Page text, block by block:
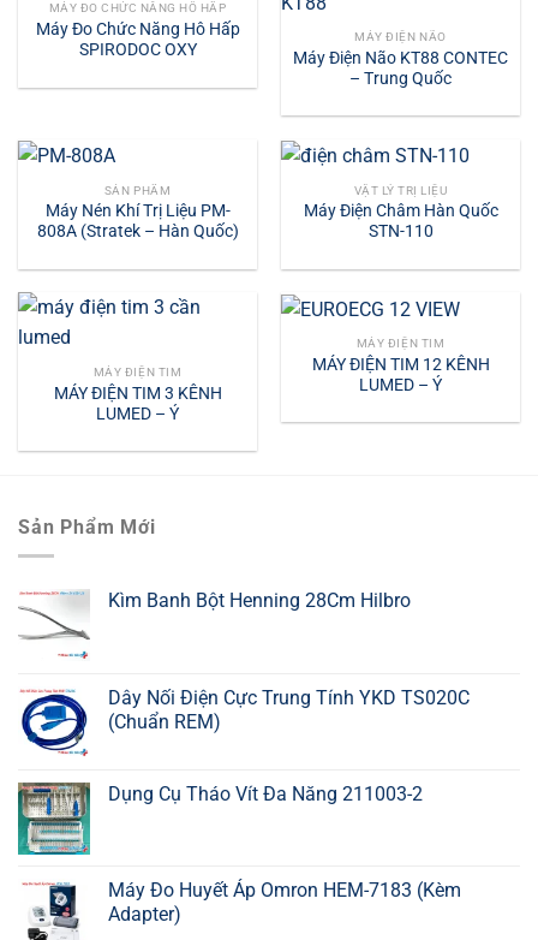
MÁY ĐO CHỨC NĂNG HÔ HẤP
Máy Đo Chức Năng Hô Hấp
SPIRODOC OXY
MÁY ĐIỆN NÃO
Máy Điện Não KT88 CONTEC
– Trung Quốc
SẢN PHẨM
Máy Nén Khí Trị Liệu PM-
808A (Stratek – Hàn Quốc)
VẬT LÝ TRỊ LIỆU
Máy Điện Châm Hàn Quốc
STN-110
MÁY ĐIỆN TIM
MÁY ĐIỆN TIM 3 KÊNH
LUMED – Ý
MÁY ĐIỆN TIM
MÁY ĐIỆN TIM 12 KÊNH
LUMED – Ý
Sản Phẩm Mới
Kìm Banh Bột Henning 28Cm Hilbro
Dây Nối Điện Cực Trung Tính YKD TS020C
(Chuẩn REM)
Dụng Cụ Tháo Vít Đa Năng 211003-2
Máy Đo Huyết Áp Omron HEM-7183 (Kèm
Adapter)